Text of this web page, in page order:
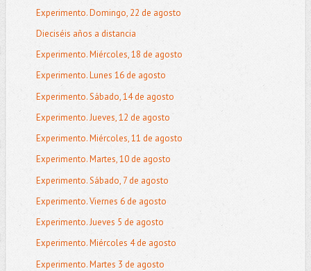
Experimento. Domingo, 22 de agosto
Dieciséis años a distancia
Experimento. Miércoles, 18 de agosto
Experimento. Lunes 16 de agosto
Experimento. Sábado, 14 de agosto
Experimento. Jueves, 12 de agosto
Experimento. Miércoles, 11 de agosto
Experimento. Martes, 10 de agosto
Experimento. Sábado, 7 de agosto
Experimento. Viernes 6 de agosto
Experimento. Jueves 5 de agosto
Experimento. Miércoles 4 de agosto
Experimento. Martes 3 de agosto